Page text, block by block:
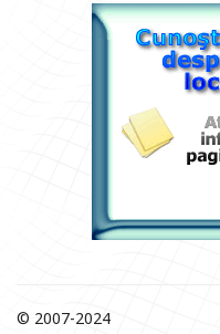
© 2007-2024